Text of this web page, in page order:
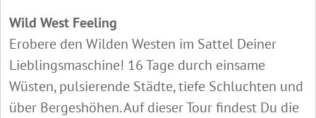
Wild West Feeling
Erobere den Wilden Westen im Sattel Deiner
Lieblingsmaschine! 16 Tage durch einsame
Wüsten, pulsierende Städte, tiefe Schluchten und
über Bergeshöhen. Auf dieser Tour findest Du die